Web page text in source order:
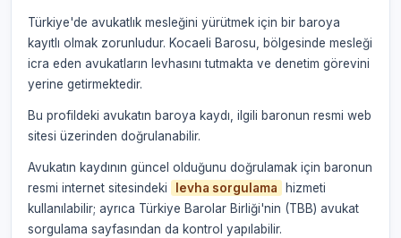
Türkiye'de avukatlık mesleğini yürütmek için bir baroya
kayıtlı olmak zorunludur. Kocaeli Barosu, bölgesinde mesleği
icra eden avukatların levhasını tutmakta ve denetim görevini
yerine getirmektedir.
Bu profildeki avukatın baroya kaydı, ilgili baronun resmi web
sitesi üzerinden doğrulanabilir.
Avukatın kaydının güncel olduğunu doğrulamak için baronun
resmi internet sitesindeki
levha sorgulama
hizmeti
kullanılabilir; ayrıca Türkiye Barolar Birliği'nin (TBB) avukat
sorgulama sayfasından da kontrol yapılabilir.